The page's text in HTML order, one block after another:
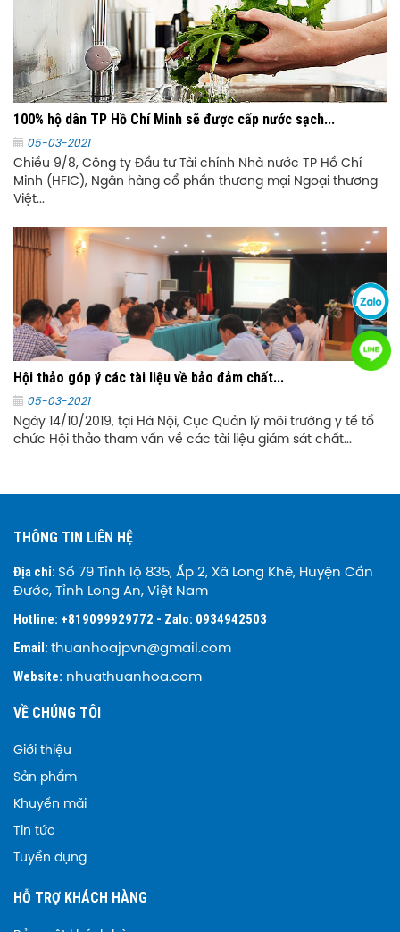
100% hộ dân TP Hồ Chí Minh sẽ được cấp nước sạch...
05-03-2021
Chiều 9/8, Công ty Đầu tư Tài chính Nhà nước TP Hồ Chí
Minh (HFIC), Ngân hàng cổ phần thương mại Ngoại thương
Việt...
Hội thảo góp ý các tài liệu về bảo đảm chất...
05-03-2021
Ngày 14/10/2019, tại Hà Nội, Cục Quản lý môi trường y tế tổ
chức Hội thảo tham vấn về các tài liệu giám sát chất...
THÔNG TIN LIÊN HỆ
Địa chỉ: Số 79 Tỉnh lộ 835, Ấp 2, Xã Long Khê, Huyện Cần
Đước, Tỉnh Long An, Việt Nam
Hotline: +819099929772 - Zalo: 0934942503
Email: thuanhoajpvn@gmail.com
Website: nhuathuanhoa.com
VỀ CHÚNG TÔI
Giới thiệu
Sản phẩm
Khuyến mãi
Tin tức
Tuyển dụng
HỖ TRỢ KHÁCH HÀNG